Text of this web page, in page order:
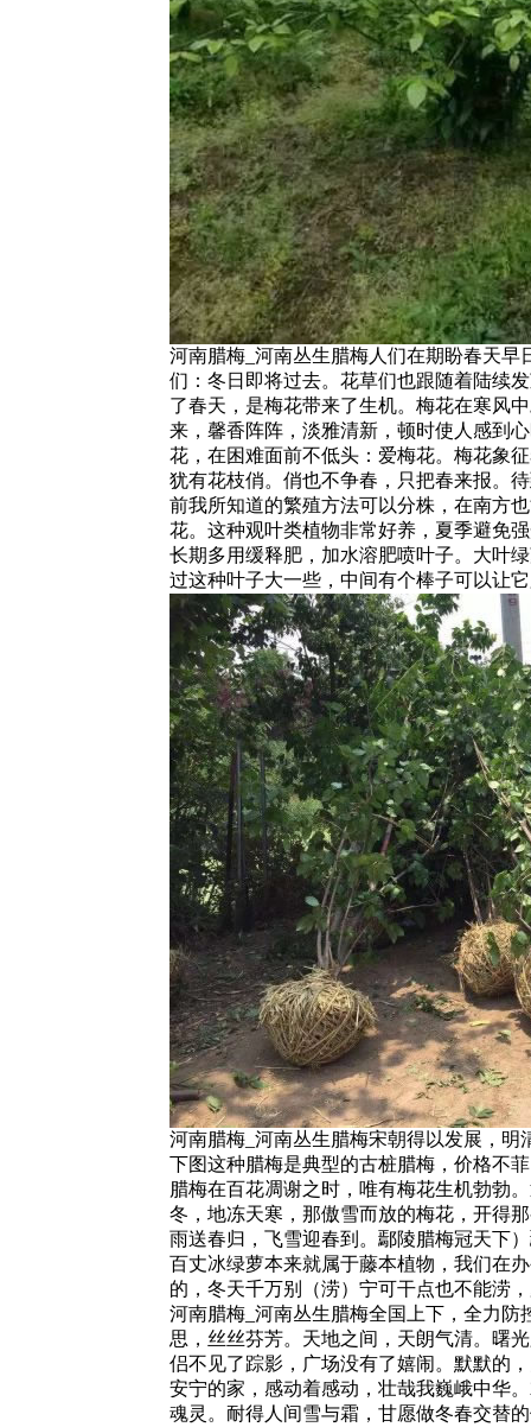
河南腊梅_河南丛生腊梅人们在期盼春天
们：冬日即将过去。花草们也跟随着陆续
了春天，是梅花带来了生机。梅花在寒风
来，馨香阵阵，淡雅清新，顿时使人感到
花，在困难面前不低头：爱梅花。梅花象
犹有花枝俏。俏也不争春，只把春来报。
前我所知道的繁殖方法可以分株，在南方
花。这种观叶类植物非常好养，夏季避免
长期多用缓释肥，加水溶肥喷叶子。大叶
过这种叶子大一些，中间有个棒子可以让
河南腊梅_河南丛生腊梅宋朝得以发展，
下图这种腊梅是典型的古桩腊梅，价格不
腊梅在百花凋谢之时，唯有梅花生机勃勃
冬，地冻天寒，那傲雪而放的梅花，开得
雨送春归，飞雪迎春到。鄢陵腊梅冠天下
百丈冰绿萝本来就属于藤本植物，我们在
的，冬天千万别（涝）宁可干点也不能涝
河南腊梅_河南丛生腊梅全国上下，全力
思，丝丝芬芳。天地之间，天朗气清。曙
侣不见了踪影，广场没有了嬉闹。默默的
安宁的家，感动着感动，壮哉我巍峨中华
魂灵。耐得人间雪与霜，甘愿做冬春交替